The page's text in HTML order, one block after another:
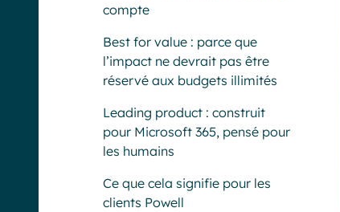
compte
Best for value : parce que
l’impact ne devrait pas être
réservé aux budgets illimités
Leading product : construit
pour Microsoft 365, pensé pour
les humains
Ce que cela signifie pour les
clients Powell